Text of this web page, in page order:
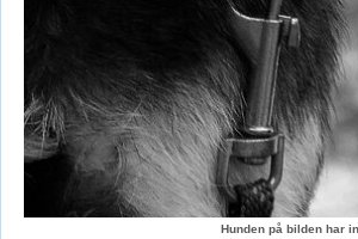
Hunden på bilden har